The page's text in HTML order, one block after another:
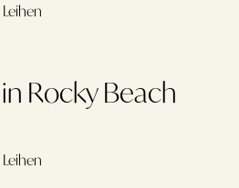
Leihen
Rocky Beach
Leihen